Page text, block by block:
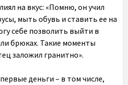
на вкус: «Помню, он учил
мыть обувь и ставить ее на
себе позволить выйти в
брюках. Такие моменты
заложил гранитно».
деньги – в том числе,